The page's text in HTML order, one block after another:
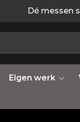
Dé messen
Eigen werk